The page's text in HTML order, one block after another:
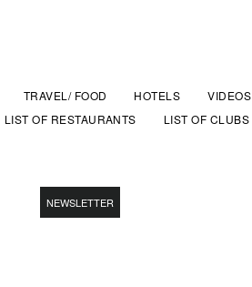
TRAVEL/ FOOD HOTELS
VIDEOS
LIST OF RESTAURANTS LIST OF CLUBS
NEWSLETTER